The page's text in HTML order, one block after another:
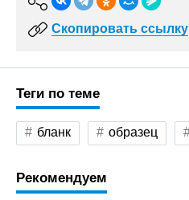
Скопировать ссылку
Теги по теме
бланк образец
Рекомендуем